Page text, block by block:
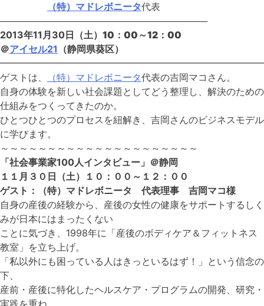
（特）マドレボニータ代表
────────────────────────────────
2013年11月30日 （土）10：00～12：00
＠アイセル21 （静岡県葵区）
ゲストは、
（特）マドレボニータ代表の吉岡マコさん。
自身の体験を新しい社会課題としてどう整理し、解決のための
仕組みをつくってきたのか。
ひとつひとつのプロセスを紐解き、吉岡さんのビジネスモデル
に学びます。
～～～～～～～～～～～～～～～～～～～～～
「社会事業家100人インタビュー」＠静岡
１１月３０日（土）１０：００～１２：００
ゲスト：（特）マドレボニータ 代表理事 吉岡マコ様
自身の産後の経験から、産後の女性の健康をサポートするしく
みが日本にはまったくない
ことに気づき、1998年に「産後のボディケア＆フィットネス
教室」を立ち上げ。
「私以外にも困っている人はきっといるはず！」という信念の
下、
産前・産後に特化したヘルスケア・プログラムの開発、研究・
実践を重ね、